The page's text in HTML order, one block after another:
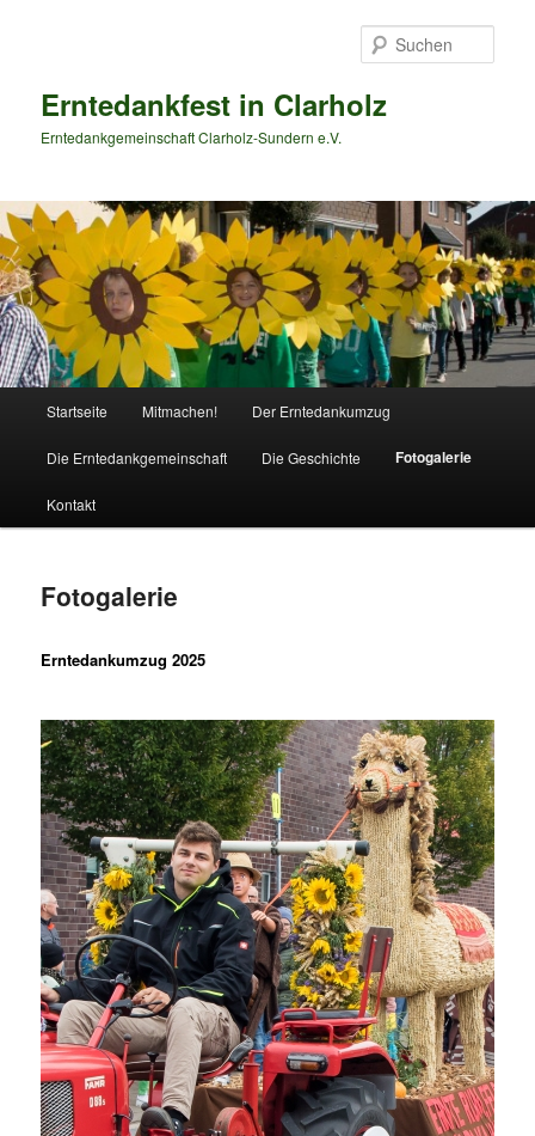
Erntedankfest in Clarholz
Erntedankgemeinschaft Clarholz-Sundern e.V.
Startseite Mitmachen! Der Erntedankumzug
Die Erntedankgemeinschaft Die Geschichte Fotogalerie
Kontakt
Fotogalerie
Erntedankumzug 2025